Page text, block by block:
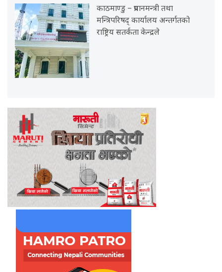
काठमाण्डु – प्रधानमन्त्री तथा
मन्त्रिपरिषद् कार्यालय अन्तर्गतको
राष्ट्रिय सतर्कता केन्द्रले